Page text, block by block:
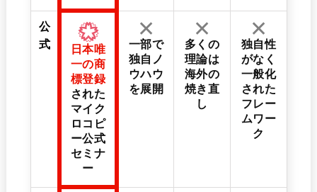
公
式
日本唯
一の商
標登録
された
マイク
ロコピ
ー公式
セミナ
ー
✕
一部で
独自ノ
ウハウ
を展開
✕
多くの
理論は
海外の
焼き直
し
✕
独自性
がなく
一般化
された
フレー
ムワー
ク